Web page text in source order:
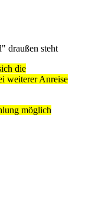
draußen steht
die
weiterer Anreise
möglich